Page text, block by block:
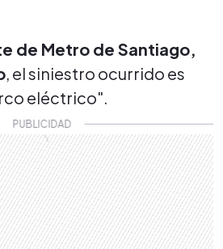
de Metro de Santiago,
, el siniestro ocurrido es
eléctrico".